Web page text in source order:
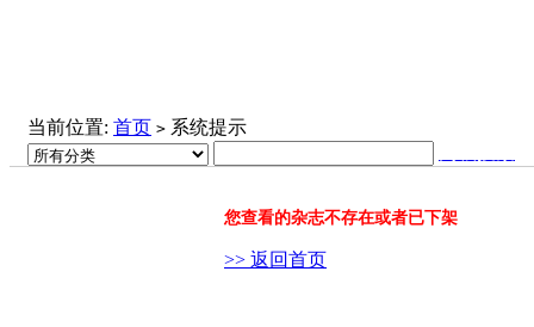
当前位置: 首页 > 系统提示
您查看的杂志不存在或者已下架
>> 返回首页